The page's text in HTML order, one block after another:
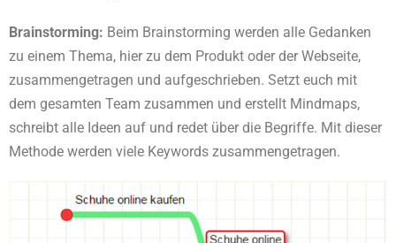
Brainstorming: Beim Brainstorming werden alle Gedanken
zu einem Thema, hier zu dem Produkt oder der Webseite,
zusammengetragen und aufgeschrieben. Setzt euch mit
dem gesamten Team zusammen und erstellt Mindmaps,
schreibt alle Ideen auf und redet über die Begriffe. Mit dieser
Methode werden viele Keywords zusammengetragen.